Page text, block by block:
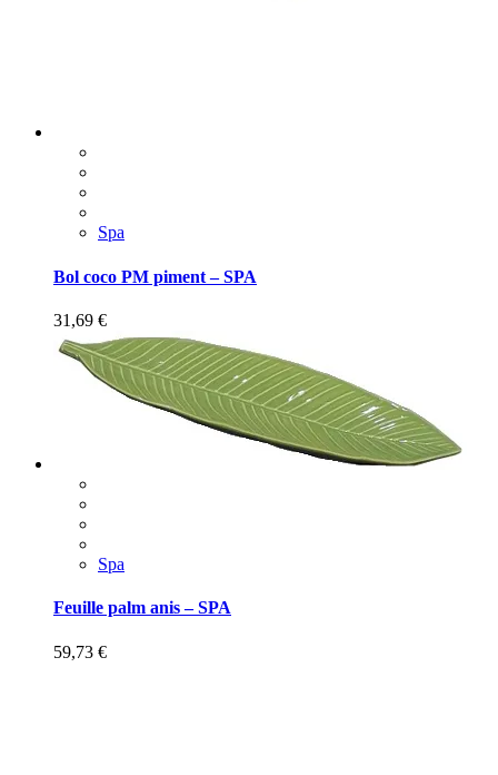
Spa
Bol coco PM piment – SPA
31,69 €
Spa
Feuille palm anis – SPA
59,73 €